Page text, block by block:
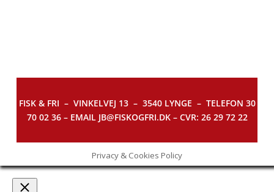
FISK & FRI – VINKELVEJ 13 – 3540 LYNGE – TELEFON 30
70 02 36 – EMAIL JB@FISKOGFRI.DK – CVR: 26 29 72 22
Privacy & Cookies Policy